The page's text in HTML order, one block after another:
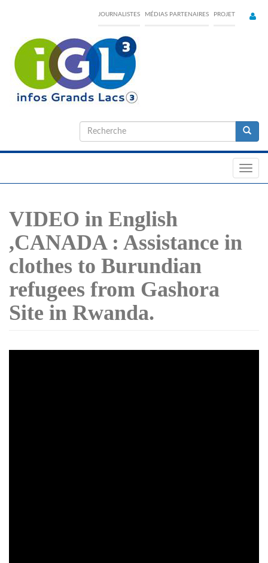
content
JOURNALISTES MÉDIAS PARTENAIRES PROJET
Formulaire
de
VIDEO in English
,CANADA : Assistance in
clothes to Burundian
refugees from Gashora
Site in Rwanda.